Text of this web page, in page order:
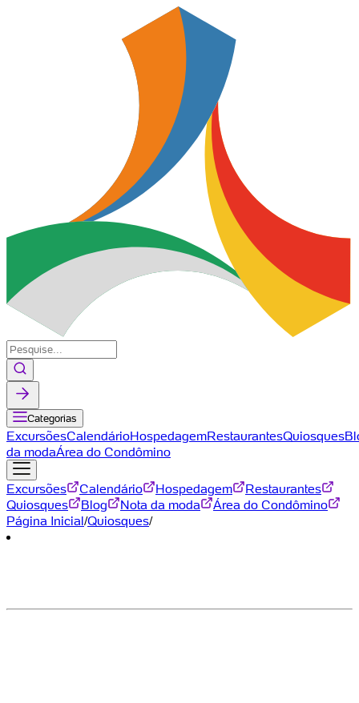
Categorias
ExcursõesCalendárioHospedagemRestaurantesQuiosques
da modaÁrea do Condômino
Excursões Calendário Hospedagem
Restaurantes
Quiosques
Blog Nota da moda
Área do Condômino
Página Inicial/Quiosques/